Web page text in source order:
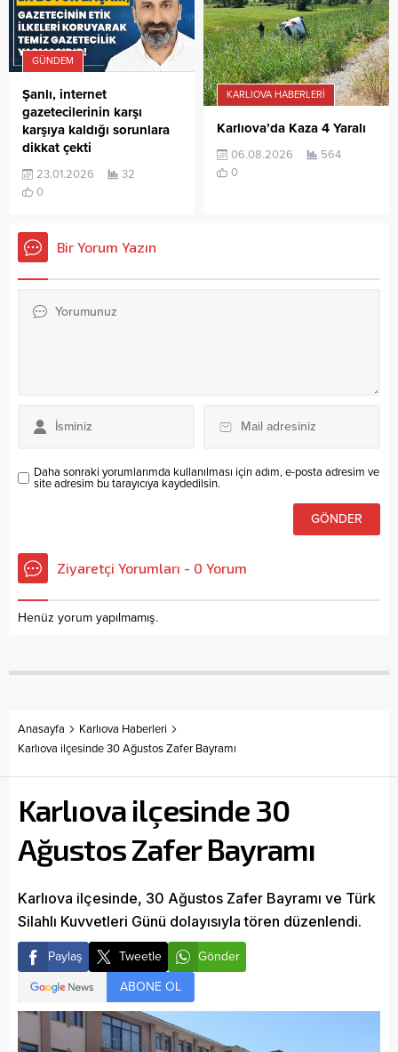
GÜNDEM
Şanlı, internet
gazetecilerinin karşı
karşıya kaldığı sorunlara
dikkat çekti
23.01.2026
32
0
KARLIOVA HABERLERI
Karlıova’da Kaza 4 Yaralı
06.08.2026
564
0
Bir Yorum Yazın
Daha sonraki yorumlarımda kullanılması için adım, e-posta adresim ve
site adresim bu tarayıcıya kaydedilsin.
Ziyaretçi Yorumları - 0 Yorum
Henüz yorum yapılmamış.
Anasayfa
Karlıova Haberleri
Karlıova ilçesinde 30 Ağustos Zafer Bayramı
Karlıova ilçesinde 30
Ağustos Zafer Bayramı
Karlıova ilçesinde, 30 Ağustos Zafer Bayramı ve Türk
Silahlı Kuvvetleri Günü dolayısıyla tören düzenlendi.
Paylaş Tweetle
Gönder
ABONE OL